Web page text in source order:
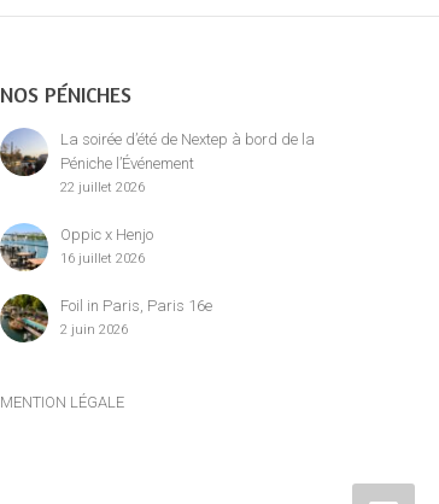
NOS PÉNICHES
La soirée d’été de Nextep à bord de la
Péniche l’Événement
22 juillet 2026
Oppic x Henjo
16 juillet 2026
Foil in Paris, Paris 16e
2 juin 2026
MENTION LÉGALE